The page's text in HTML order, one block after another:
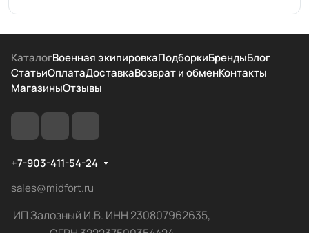
КаталогВоенная экипировкаПодборкиБрендыБлог
СтатьиОплатаДоставкаВозврат и обменКонтакты
МагазиныОтзывы
+7-903-411-54-24
sales@midfort.ru
ИП Залозный И.В. ИНН 230807962635,